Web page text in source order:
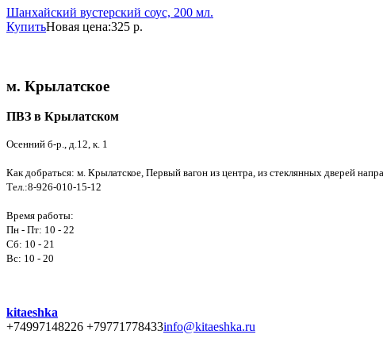
Шанхайский вустерский соус, 200 мл.
КупитьНовая цена:325 р.
м. Крылатское
ПВЗ в Крылатском
Осенний б-р., д.12, к. 1
Как добраться: м. Крылатское, Первый вагон из центра, из стеклянных дверей
Тел.:8-926-010-15-12
Время работы:
Пн - Пт: 10 - 22
Сб: 10 - 21
Вс: 10 - 20
kitaeshka
+74997148226 +79771778433info@kitaeshka.ru